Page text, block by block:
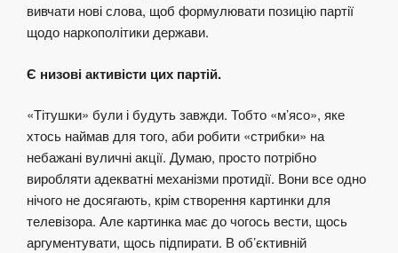
вивчати нові слова, щоб формулювати позицію партії
щодо наркополітики держави.
Є низові активісти цих партій.
«Тітушки» були і будуть завжди. Тобто «м’ясо», яке
хтось наймав для того, аби робити «стрибки» на
небажані вуличні акції. Думаю, просто потрібно
виробляти адекватні механізми протидії. Вони все одно
нічого не досягають, крім створення картинки для
телевізора. Але картинка має до чогось вести, щось
аргументувати, щось підпирати. В об’єктивній